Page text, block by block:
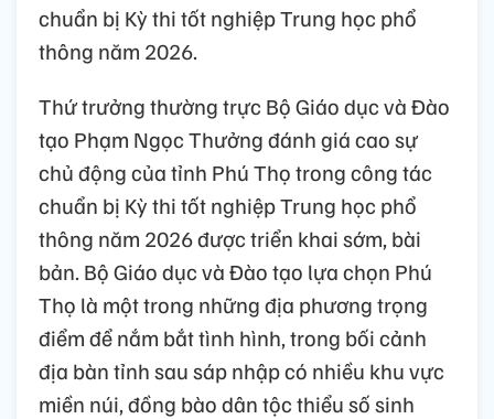
chuẩn bị Kỳ thi tốt nghiệp Trung học phổ
thông năm 2026.
Thứ trưởng thường trực Bộ Giáo dục và Đào
tạo Phạm Ngọc Thưởng đánh giá cao sự
chủ động của tỉnh Phú Thọ trong công tác
chuẩn bị Kỳ thi tốt nghiệp Trung học phổ
thông năm 2026 được triển khai sớm, bài
bản. Bộ Giáo dục và Đào tạo lựa chọn Phú
Thọ là một trong những địa phương trọng
điểm để nắm bắt tình hình, trong bối cảnh
địa bàn tỉnh sau sáp nhập có nhiều khu vực
miền núi, đồng bào dân tộc thiểu số sinh